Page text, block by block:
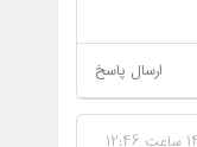
ارسال پاسخ